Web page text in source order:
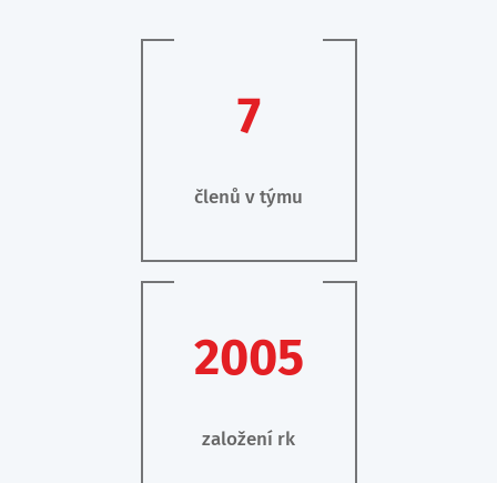
7
členů v týmu
2005
založení rk